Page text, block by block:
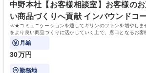
寧な指導体制が整っているため、安心してお仕事
ます。 学歴・資格 学歴：大学院 大学 高専 短大 専修学校 高校 語学力：
資格：
中野本社【お客様相談室】お客様の
い商品づくりへ貢献 インバウンドコ
≪★コミュニケーションを通してキリンのファンを増やし
をより良い商品づくりに活かしていく上で、窓口となるお客
月給
30万円
勤務地